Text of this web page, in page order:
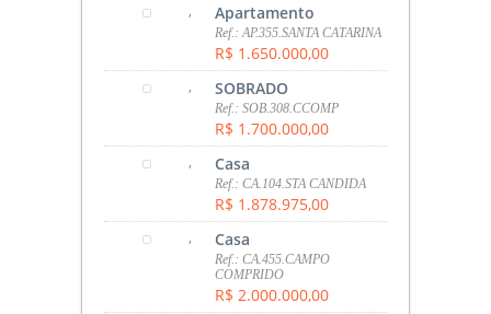
, Apartamento
Ref.: AP.355.SANTA CATARINA
R$ 1.650.000,00
, SOBRADO
Ref.: SOB.308.CCOMP
R$ 1.700.000,00
, Casa
Ref.: CA.104.STA CANDIDA
R$ 1.878.975,00
, Casa
Ref.: CA.455.CAMPO
COMPRIDO
R$ 2.000.000,00